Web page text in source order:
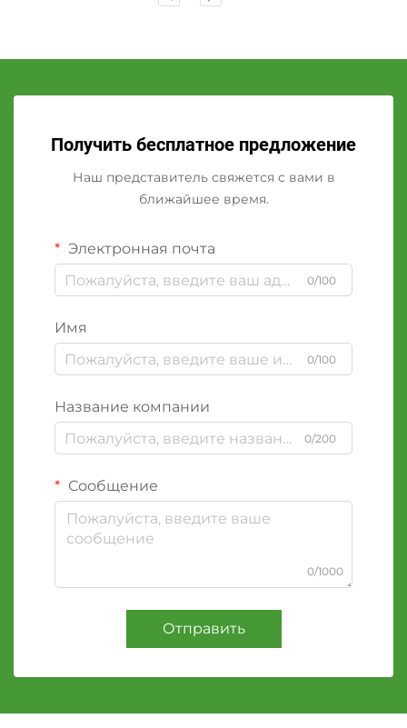
Получить бесплатное предложение
Наш представитель свяжется с вами в
ближайшее время.
Электронная почта
0/100
Имя
0/100
Название компании
0/200
Сообщение
0/1000
Отправить